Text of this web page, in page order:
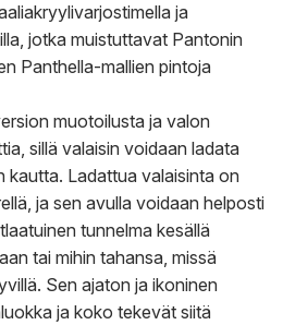
ja
jotka muistuttavat Pantonin
Panthella-mallien pintoja
muotoilusta ja valon
sillä valaisin voidaan ladata
kautta. Ladattua valaisinta on
ja sen avulla voidaan helposti
tunnelma kesällä
tai mihin tahansa, missä
Sen ajaton ja ikoninen
ja koko tekevät siitä